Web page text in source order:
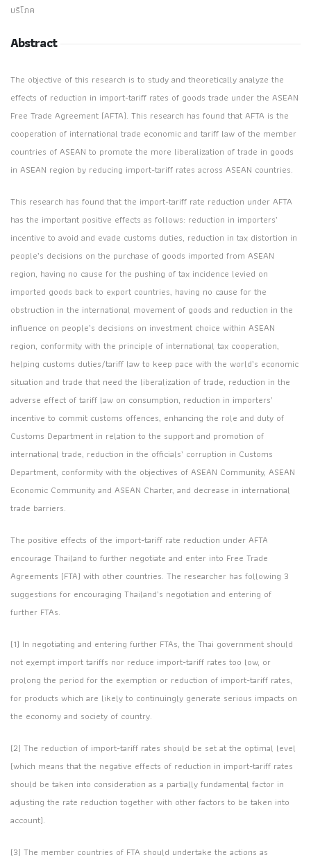
บริโภค
Abstract
The objective of this research is to study and theoretically analyze the
effects of reduction in import-tariff rates of goods trade under the ASEAN
Free Trade Agreement (AFTA). This research has found that AFTA is the
cooperation of international trade economic and tariff law of the member
countries of ASEAN to promote the more liberalization of trade in goods
in ASEAN region by reducing import-tariff rates across ASEAN countries.
This research has found that the import-tariff rate reduction under AFTA
has the important positive effects as follows: reduction in importers’
incentive to avoid and evade customs duties, reduction in tax distortion in
people’s decisions on the purchase of goods imported from ASEAN
region, having no cause for the pushing of tax incidence levied on
imported goods back to export countries, having no cause for the
obstruction in the international movement of goods and reduction in the
influence on people’s decisions on investment choice within ASEAN
region, conformity with the principle of international tax cooperation,
helping customs duties/tariff law to keep pace with the world’s economic
situation and trade that need the liberalization of trade, reduction in the
adverse effect of tariff law on consumption, reduction in importers’
incentive to commit customs offences, enhancing the role and duty of
Customs Department in relation to the support and promotion of
international trade, reduction in the officials’ corruption in Customs
Department, conformity with the objectives of ASEAN Community, ASEAN
Economic Community and ASEAN Charter, and decrease in international
trade barriers.
The positive effects of the import-tariff rate reduction under AFTA
encourage Thailand to further negotiate and enter into Free Trade
Agreements (FTA) with other countries. The researcher has following 3
suggestions for encouraging Thailand’s negotiation and entering of
further FTAs.
(1) In negotiating and entering further FTAs, the Thai government should
not exempt import tariffs nor reduce import-tariff rates too low, or
prolong the period for the exemption or reduction of import-tariff rates,
for products which are likely to continuingly generate serious impacts on
the economy and society of country.
(2) The reduction of import-tariff rates should be set at the optimal level
(which means that the negative effects of reduction in import-tariff rates
should be taken into consideration as a partially fundamental factor in
adjusting the rate reduction together with other factors to be taken into
account).
(3) The member countries of FTA should undertake the actions as